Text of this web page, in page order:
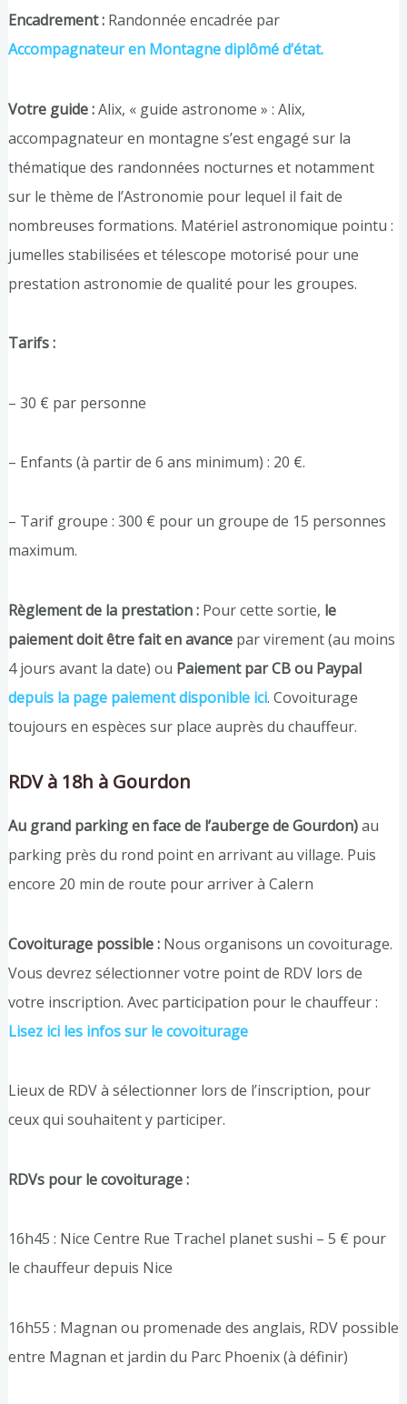
Encadrement :Randonnée encadrée par
Accompagnateur en Montagne diplômé d’état.
Votre guide :Alix, « guide astronome » : Alix,
accompagnateur en montagne s’est engagé sur la
thématique des randonnées nocturnes et notamment
sur le thème de l’Astronomie pour lequel il fait de
nombreuses formations. Matériel astronomique pointu :
jumelles stabilisées et télescope motorisé pour une
prestation astronomie de qualité pour les groupes.
Tarifs :
– 30 € par personne
– Enfants (à partir de 6 ans minimum) : 20 €.
– Tarif groupe : 300 € pour un groupe de 15 personnes
maximum.
Règlement de la prestation : Pour cette sortie, le
paiement doit être fait en avancepar virement (au moins
4 jours avant la date) ou Paiement par CB ou Paypal
depuis la page paiement disponible ici. Covoiturage
toujours en espèces sur place auprès du chauffeur.
RDV à 18h à Gourdon
Au grand parking en face de l’auberge de Gourdon)au
parking près du rond point en arrivant au village. Puis
encore 20 min de route pour arriver à Calern
Covoiturage possible : Nous organisons un covoiturage.
Vous devrez sélectionner votre point de RDV lors de
votre inscription. Avec participation pour le chauffeur :
Lisez ici les infos sur le covoiturage
Lieux de RDV à sélectionner lors de l’inscription, pour
ceux qui souhaitent y participer.
RDVs pour le covoiturage :
16h45 : Nice Centre Rue Trachel planet sushi – 5 € pour
le chauffeur depuis Nice
16h55 : Magnan ou promenade des anglais, RDV possible
entre Magnan et jardin du Parc Phoenix (à définir)